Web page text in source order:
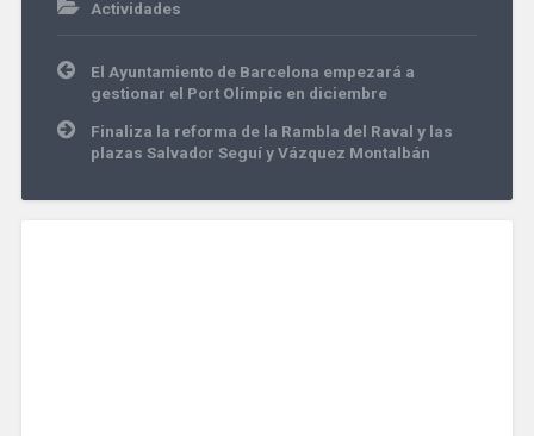
Actividades
Navegación
de
entradas
El Ayuntamiento de Barcelona empezará a
gestionar el Port Olímpic en diciembre
Finaliza la reforma de la Rambla del Raval y las
plazas Salvador Seguí y Vázquez Montalbán